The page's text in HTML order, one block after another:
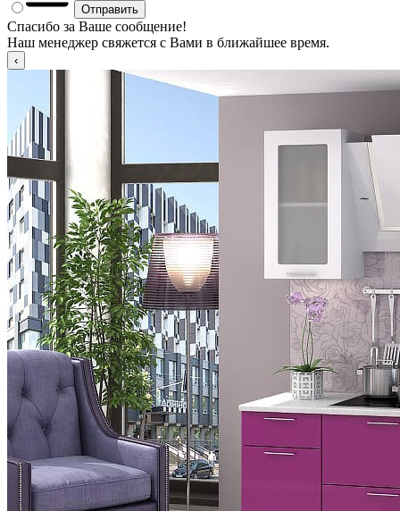
Спасибо за Ваше сообщение!
Наш менеджер свяжется с Вами в ближайшее время.